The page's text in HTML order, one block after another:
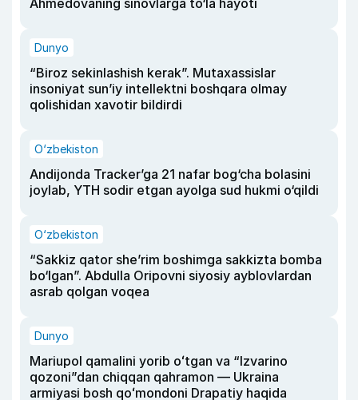
Dunyo
“Biroz sekinlashish kerak”. Mutaxassislar
insoniyat sun’iy intellektni boshqara olmay
qolishidan xavotir bildirdi
O‘zbekiston
Andijonda Tracker’ga 21 nafar bog‘cha bolasini
joylab, YTH sodir etgan ayolga sud hukmi o‘qildi
O‘zbekiston
“Sakkiz qator she’rim boshimga sakkizta bomba
bo‘lgan”. Abdulla Oripovni siyosiy ayblovlardan
asrab qolgan voqea
Dunyo
Mariupol qamalini yorib oʻtgan va “Izvarino
qozoni”dan chiqqan qahramon — Ukraina
armiyasi bosh qoʻmondoni Drapatiy haqida